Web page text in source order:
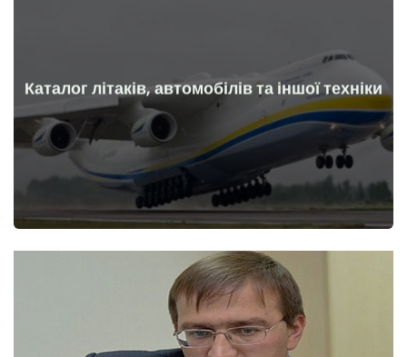
Каталог літаків, автомобілів та іншої техніки
Літаки, машини, технічні засоби до та після початку війни
Докладніше